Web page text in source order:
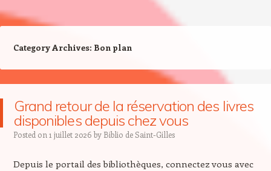
Category Archives: Bon plan
Grand retour de la réservation des livres
disponibles depuis chez vous
Posted on 1 juillet 2026 by Biblio de Saint-Gilles
Depuis le portail des bibliothèques, connectez vous avec